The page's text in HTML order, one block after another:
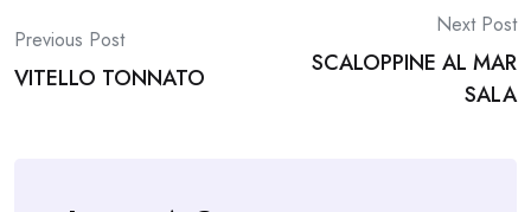
Post
navigation
Previous Post
VITELLO TONNATO
Next Post
SCALOPPINE AL MAR
SALA